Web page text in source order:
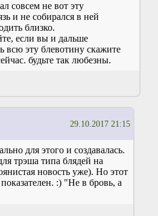
совсем не вот эту
и не собирался в ней
близко.
если вы и дальше
всю эту блевотину скажите
будьте так любезны.
29.10.2017 21:15
для этого и создавалась.
трэша типа блядей на
новость уже). Но этот
:) "Не в бровь, а